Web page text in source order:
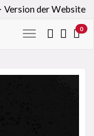
Version der Website
Toggle
0